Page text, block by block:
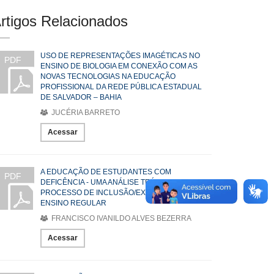
Relacionados
PDF
USO DE REPRESENTAÇÕES IMAGÉTICAS NO
ENSINO DE BIOLOGIA EM CONEXÃO COM AS
NOVAS TECNOLOGIAS NA EDUCAÇÃO
PROFISSIONAL DA REDE PÚBLICA ESTADUAL
DE SALVADOR – BAHIA
JUCÉRIA BARRETO
Acessar
PDF
A EDUCAÇÃO DE ESTUDANTES COM
DEFICÊNCIA - UMA ANÁLISE TEÓRICA DO
PROCESSO DE INCLUSÃO/EXCLUSÃO NO
ENSINO REGULAR
FRANCISCO IVANILDO ALVES BEZERRA
Acessar